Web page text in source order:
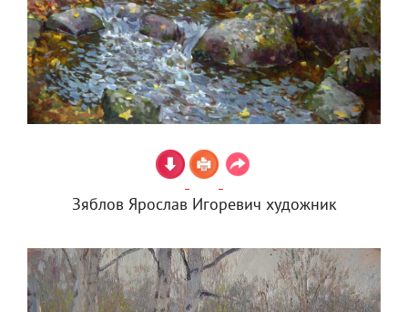
Зяблов Ярослав Игоревич художник